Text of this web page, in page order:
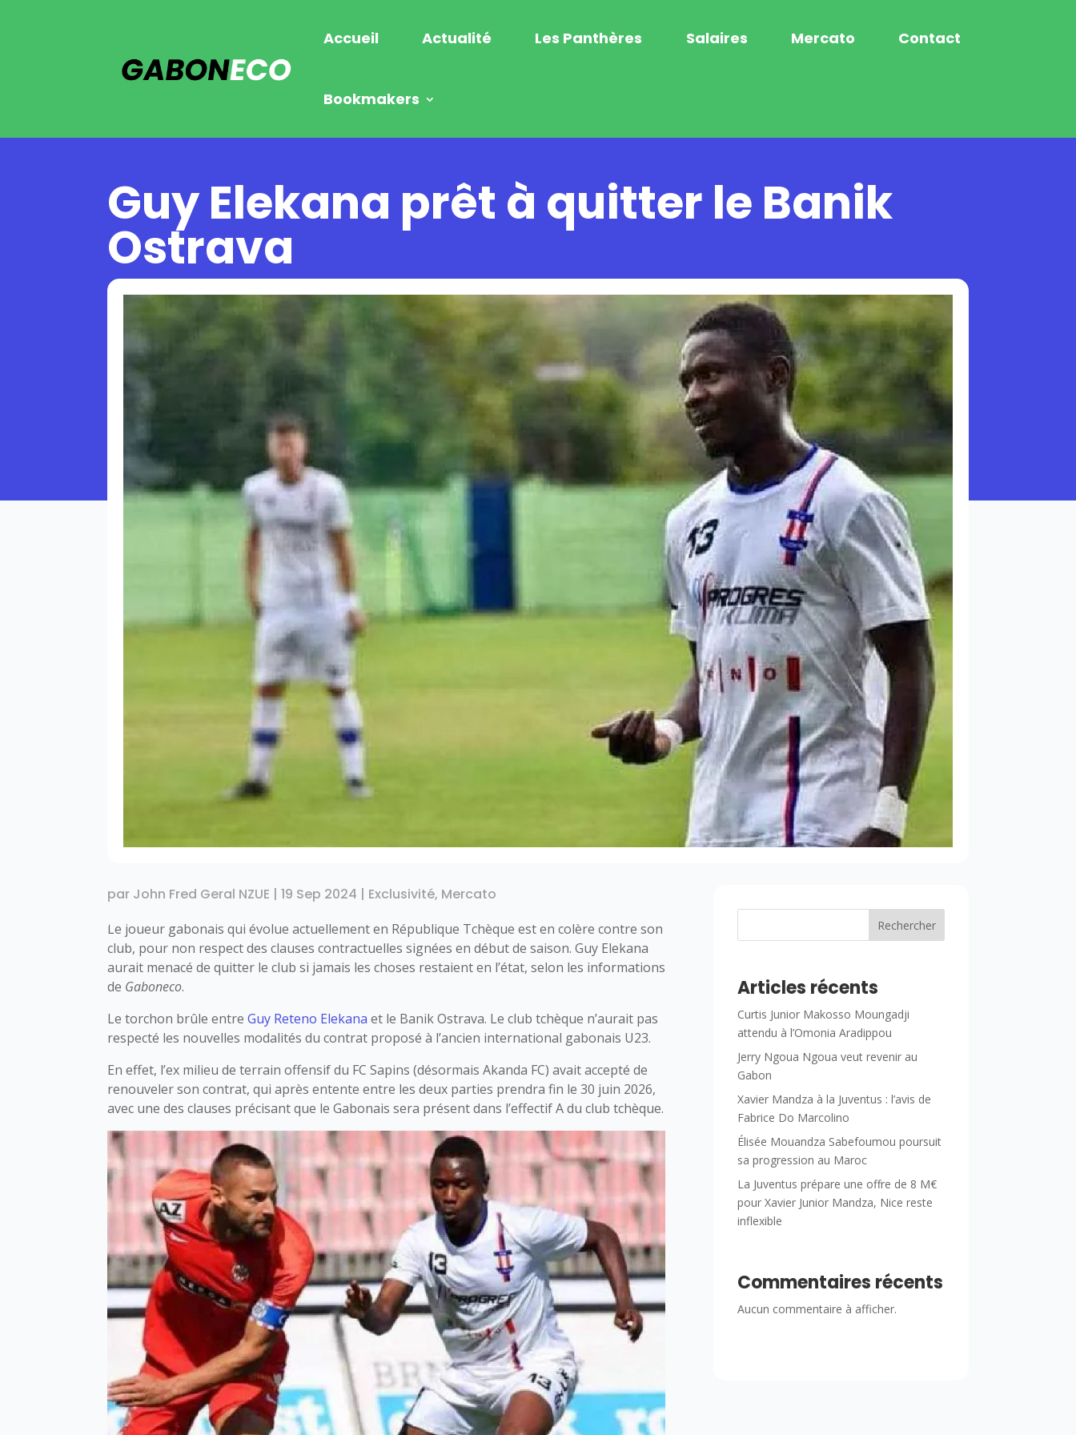
Accueil Actualité Les Panthères Salaires Mercato Contact
Bookmakers
Guy Elekana prêt à quitter le Banik
Ostrava
par John Fred Geral NZUE |19 Sep 2024 | Exclusivité, Mercato
Le joueur gabonais qui évolue actuellement en République Tchèque est en colère contre son
club, pour non respect des clauses contractuelles signées en début de saison. Guy Elekana
aurait menacé de quitter le club si jamais les choses restaient en l’état, selon les informations
de Gaboneco.
Le torchon brûle entreGuy Reteno Elekana et le Banik Ostrava. Le club tchèque n’aurait pas
respecté les nouvelles modalités du contrat proposé à l’ancien international gabonais U23.
En effet, l’ex milieu de terrain offensif du FC Sapins (désormais Akanda FC) avait accepté de
renouveler son contrat, qui après entente entre les deux parties prendra fin le 30 juin 2026,
avec une des clauses précisant que le Gabonais sera présent dans l’effectif A du club tchèque.
Rechercher
Articles récents
Curtis Junior Makosso Moungadji
attendu à l’Omonia Aradippou
Jerry Ngoua Ngoua veut revenir au
Gabon
Xavier Mandza à la Juventus : l’avis de
Fabrice Do Marcolino
Élisée Mouandza Sabefoumou poursuit
sa progression au Maroc
La Juventus prépare une offre de 8 M€
pour Xavier Junior Mandza, Nice reste
inflexible
Commentaires récents
Aucun commentaire à afficher.